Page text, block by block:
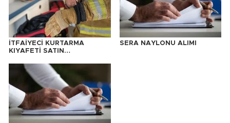
İTFAİYECİ KURTARMA
KIYAFETİ SATIN
SERA NAYLONU ALIMI